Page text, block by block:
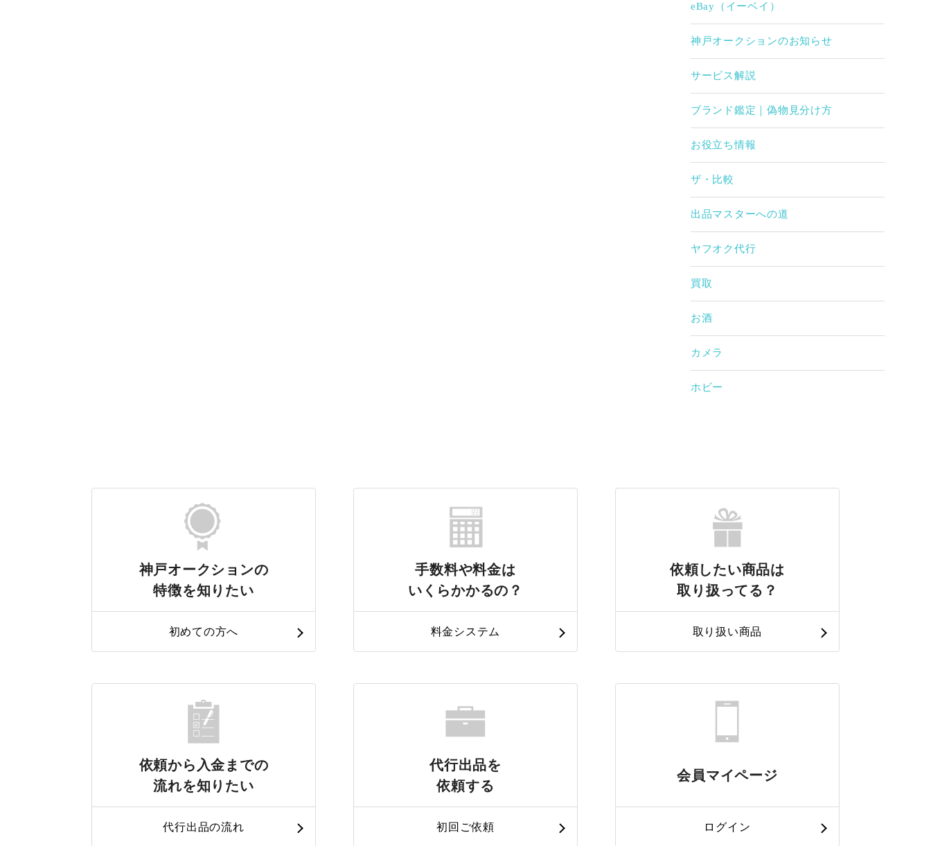
eBay（イーベイ）
神戸オークションのお知らせ
サービス解説
ブランド鑑定｜偽物見分け方
お役立ち情報
ザ・比較
出品マスターへの道
ヤフオク代行
買取
お酒
カメラ
ホビー
神戸オークションの
特徴を知りたい
初めての方へ
手数料や料金は
いくらかかるの？
料金システム
依頼したい商品は
取り扱ってる？
取り扱い商品
依頼から入金までの
流れを知りたい
代行出品の流れ
代行出品を
依頼する
初回ご依頼
会員マイページ
ログイン